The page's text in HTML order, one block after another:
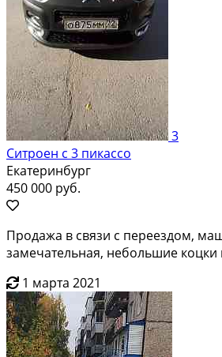
3
Ситроен с 3 пикассо
Екатеринбург
450 000 руб.
Продажа в связи с переездом,
замечательная, небольшие коцки
1 марта 2021